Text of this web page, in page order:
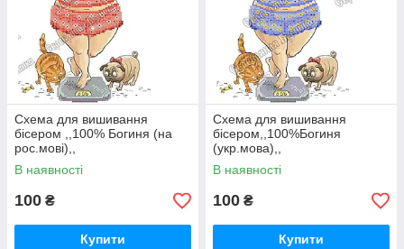
Схема для вишивання
бiсером ,,100% Богиня (на
рос.мовi),,
В наявності
100 ₴
Купити
Схема для вишивання
бiсером,,100%Богиня
(укр.мова),,
В наявності
100 ₴
Купити